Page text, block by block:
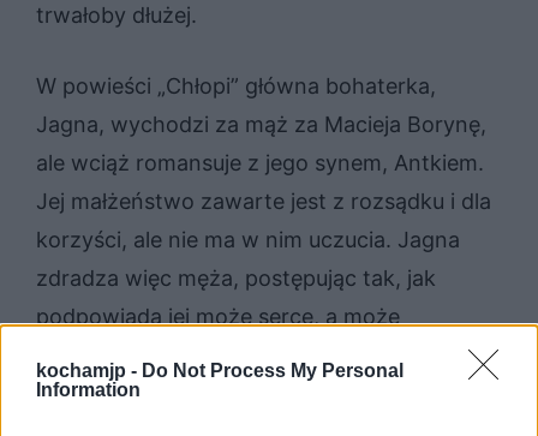
kochamjp - Do Not Process My Personal
Information
trwałoby dłużej.
W powieści „Chłopi” główna bohaterka,
Jagna, wychodzi za mąż za Macieja Borynę,
ale wciąż romansuje z jego synem, Antkiem.
Jej małżeństwo zawarte jest z rozsądku i dla
korzyści, ale nie ma w nim uczucia. Jagna
zdradza więc męża, postępując tak, jak
podpowiada jej może serce, a może
pozostała wierna Borynie, to zapewne